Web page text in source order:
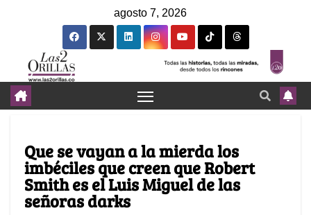
agosto 7, 2026
Que se vayan a la mierda los
imbéciles que creen que Robert
Smith es el Luis Miguel de las
señoras darks